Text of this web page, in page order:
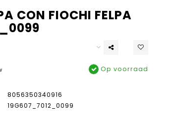
CON FIOCHI FELPA
Op voorraad
8056350340916
19G607_7012_0099